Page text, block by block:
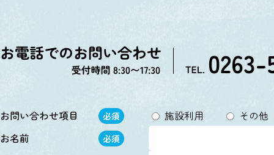
お問い合わせ項目 必須 施設利用
その他
お名前
必須